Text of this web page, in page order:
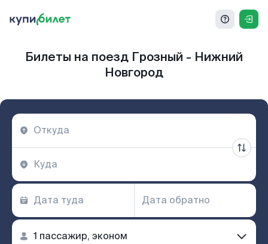
Билеты на поезд Грозный - Нижний
Новгород